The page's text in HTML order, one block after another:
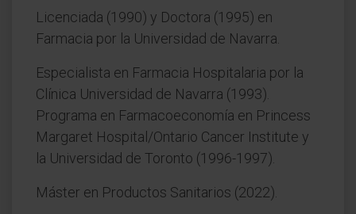
Licenciada (1990) y Doctora (1995) en
Farmacia por la Universidad de Navarra.
Especialista en Farmacia Hospitalaria por la
Clínica Universidad de Navarra (1993).
Programa en Farmacoeconomía en Princess
Margaret Hospital/Ontario Cancer Institute y
la Universidad de Toronto (1996-1997).
Máster en Productos Sanitarios (2022).